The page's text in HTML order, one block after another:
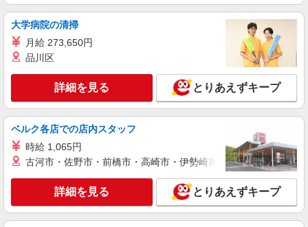
通費全支給(ガソリン代含む)＞
詳細を見る
株式会社kotrio /●YK-H-1957121
関内駅★シフト柔軟で長く働きやすいシニア向
けマンション
時給1600円〜2250円 ＜日払い有/週払い有/交
通費全支給(ガソリン代含む)＞
横浜市中区【最寄り駅：関内駅】
キープ 詳細を見る
大学病院の清掃
月給 273,650円
品川区
詳細を見る とりあえずキープ
ベルク各店での店内スタッフ
時給 1,065円
古河市・佐野市・前橋市・高崎市・伊勢崎市・太田市・館林市
詳細を見る とりあえずキープ